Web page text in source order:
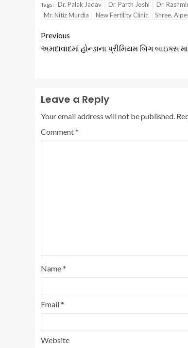
Tags: Dr. Palak Jadav Dr. Parth Joshi Dr.
Mr. Nitiz Murdia
New Fertility Clinic Shree.
Previous
અમદાવાદમાં હોન્ડાના પ્રીમિયમ બિગ બાઇક્સ
Leave a Reply
Your email address will not be published.
Comment*
Name*
Email*
Website